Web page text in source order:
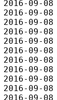
2016-09-08
2016-09-08
2016-09-08
2016-09-08
2016-09-08
2016-09-08
2016-09-08
2016-09-08
2016-09-08
2016-09-08
2016-09-08